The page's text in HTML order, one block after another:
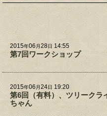
2015年06 月28日 14:55
第7回ワークショップ
2015年06 月24日 19:20
第6回（有料）、ツリークラ
ちゃん